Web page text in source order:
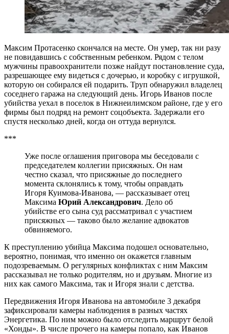
Максим Протасенко скончался на месте. Он умер, так ни разу
не повидавшись с собственным ребенком. Рядом с телом
мужчины правоохранители позже найдут постановление суда,
разрешающее ему видеться с дочерью, и коробку с игрушкой,
которую он собирался ей подарить. Труп обнаружил владелец
соседнего гаража на следующий день. Игорь Иванов после
убийства уехал в поселок в Нижнеилимском районе, где у его
фирмы был подряд на ремонт соцобъекта. Задержали его
спустя несколько дней, когда он оттуда вернулся.
***
Уже после оглашения приговора мы беседовали с
председателем коллегии присяжных. Он нам
честно сказал, что присяжные до последнего
момента склонялись к тому, чтобы оправдать
Игоря Куимова-Иванова, — рассказывает отец
Максима Юрий Александрович. Дело об
убийстве его сына суд рассматривал с участием
присяжных — таково было желание адвокатов
обвиняемого.
К преступлению убийца Максима подошел основательно,
вероятно, понимая, что именно он окажется главным
подозреваемым. О регулярных конфликтах с ним Максим
рассказывал не только родителям, но и друзьям. Многие из
них как самого Максима, так и Игоря знали с детства.
Передвижения Игоря Иванова на автомобиле 3 декабря
зафиксировали камеры наблюдения в разных частях
Энергетика. По ним можно было отследить маршрут белой
«Хонды». В числе прочего на камеры попало, как Иванов